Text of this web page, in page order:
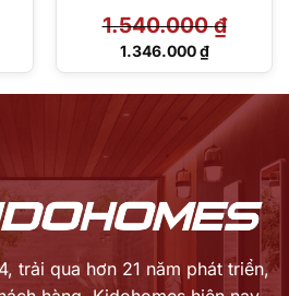
1.540.000₫
Giá
1.540.000 ₫.
1.346.000₫
Giá
1.346.000 ₫.
trải qua hơn 21 năm phát triển,